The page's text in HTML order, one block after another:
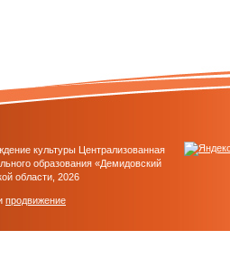
культуры Централизованная
образования «Демидовский
области, 2026
продвижение